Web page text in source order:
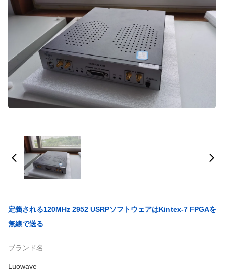
定義される120MHz 2952 USRPソフトウェアはKintex-7 FPGAを
無線で送る
ブランド名:
Luowave